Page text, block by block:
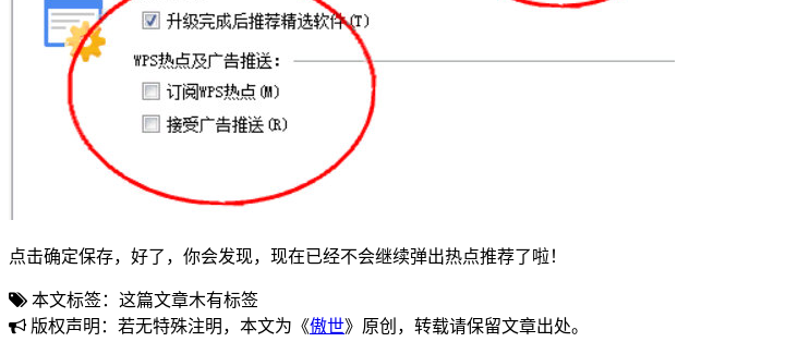
点击确定保存，好了，你会发现，现在已经不会继续弹出热点推荐了啦！
本文标签：这篇文章木有标签
版权声明：若无特殊注明，本文为《傲世》原创，转载请保留文章出处。